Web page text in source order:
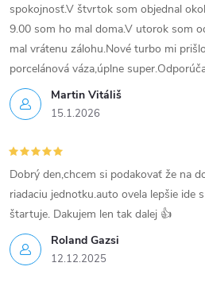
Martin Vitáliš
15.1.2026
spokojnosť.V štvrtok som objednal
9.00 som ho mal doma.V utorok som
mal vrátenu zálohu.Nové turbo mi
porcelánová váza,úplne
Roland Gazsi
12.12.2025
Dobrý den,chcem si podakovať že na
riadaciu jednotku.auto ovela lepšie ide
štartuje. Dakujem len tak dalej 👍